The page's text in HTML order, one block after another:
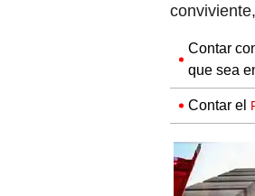
Contar
que sea
Contar el